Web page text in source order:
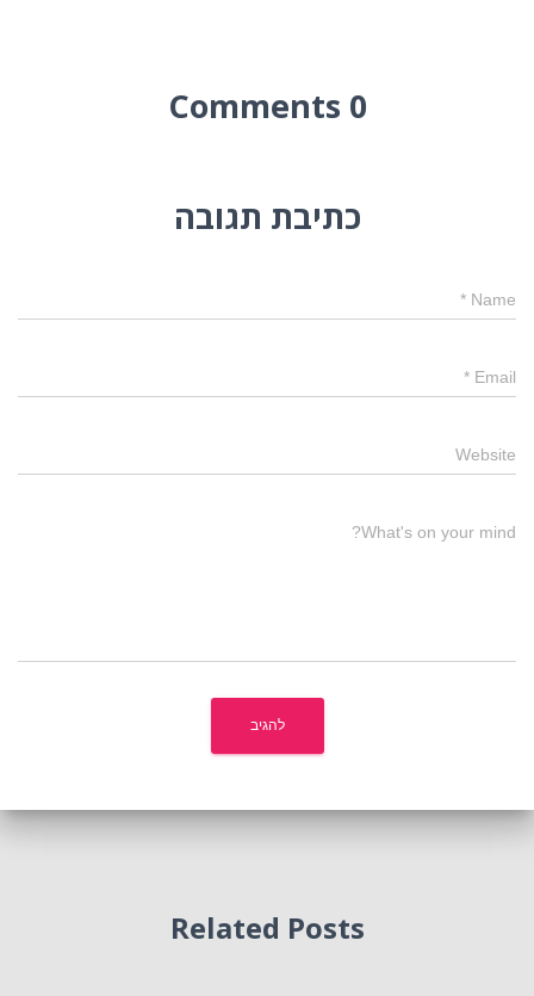
0 Comments
כתיבת תגובה
Name
*
Email
*
Website
What's on your mind?
Related Posts